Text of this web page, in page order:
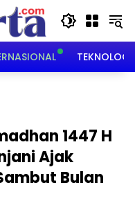
TEKNOLOGI
1447 H
Ajak
Bulan